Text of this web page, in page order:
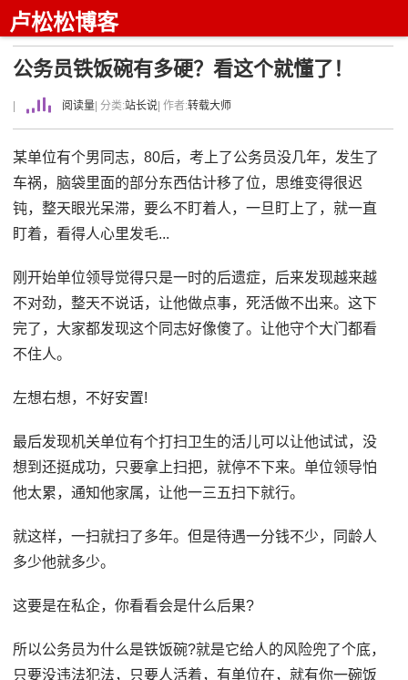
卢松松博客
公务员铁饭碗有多硬？看这个就懂了！
阅读量 | 分类:站长说 | 作者:转载大师
某单位有个男同志，80后，考上了公务员没几年，发生了
车祸，脑袋里面的部分东西估计移了位，思维变得很迟
钝，整天眼光呆滞，要么不盯着人，一旦盯上了，就一直
盯着，看得人心里发毛...
刚开始单位领导觉得只是一时的后遗症，后来发现越来越
不对劲，整天不说话，让他做点事，死活做不出来。这下
完了，大家都发现这个同志好像傻了。让他守个大门都看
不住人。
左想右想，不好安置!
最后发现机关单位有个打扫卫生的活儿可以让他试试，没
想到还挺成功，只要拿上扫把，就停不下来。单位领导怕
他太累，通知他家属，让他一三五扫下就行。
就这样，一扫就扫了多年。但是待遇一分钱不少，同龄人
多少他就多少。
这要是在私企，你看看会是什么后果?
所以公务员为什么是铁饭碗?就是它给人的风险兜了个底，
只要没违法犯法，只要人活着，有单位在，就有你一碗饭